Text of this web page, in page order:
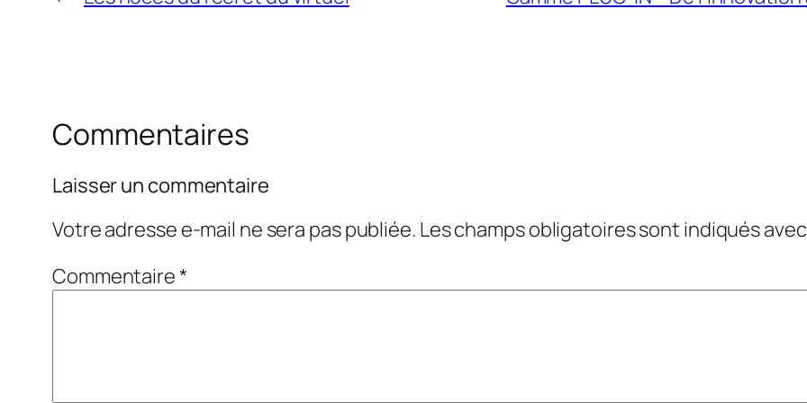
Commentaires
Laisser un commentaire
Votre adresse e-mail ne sera pas publiée. Les champs obligatoires sont indiqués
Commentaire*